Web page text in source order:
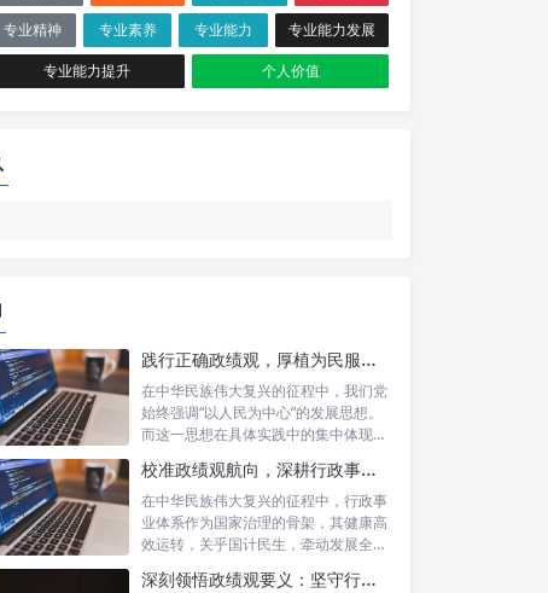
专业精神
专业素养 专业能力
专业能力发展
专业能力提升
个人价值
践行正确政绩观，厚植为民服务根基：迈向高质量发展的根本遵循
在中华民族伟大复兴的征程中，我们党
始终强调“以人民为中心”的发展思想。
而这一思想在具体实践中的集中体现，
校准政绩观航向，深耕行政事业本职：新时代高质量发展的双重 imperative
在中华民族伟大复兴的征程中，行政事
业体系作为国家治理的骨架，其健康高
效运转，关乎国计民生，牵动发展全
深刻领悟政绩观要义：坚守行政事业初心，绘就为民服务新篇章